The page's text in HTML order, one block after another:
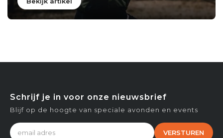
Schrijf je in voor onze nieuwsbrief
Blijf op de hoogte van speciale avonden en events
VERSTUREN